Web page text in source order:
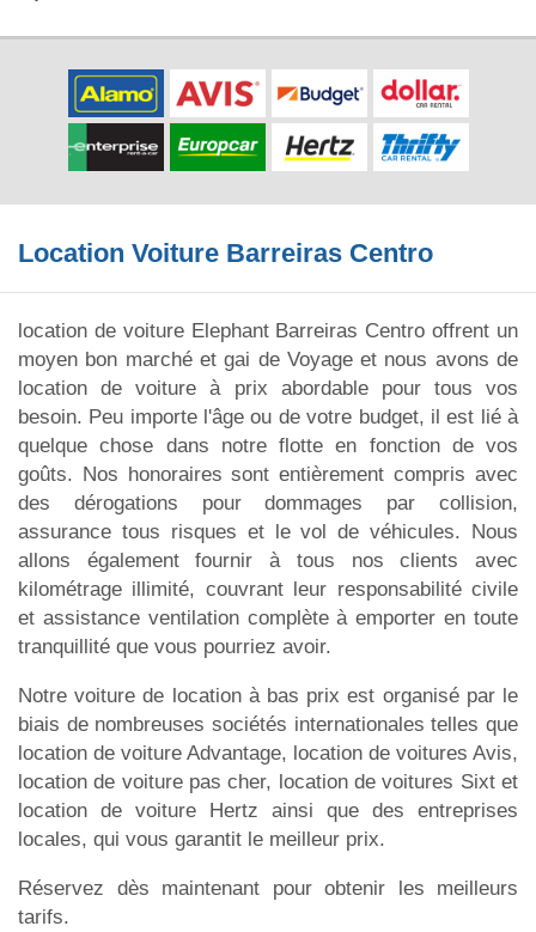
Location Voiture Barreiras Centro
location de voiture Elephant Barreiras Centro offrent un
moyen bon marché et gai de Voyage et nous avons de
location de voiture à prix abordable pour tous vos
besoin. Peu importe l'âge ou de votre budget, il est lié à
quelque chose dans notre flotte en fonction de vos
goûts. Nos honoraires sont entièrement compris avec
des dérogations pour dommages par collision,
assurance tous risques et le vol de véhicules. Nous
allons également fournir à tous nos clients avec
kilométrage illimité, couvrant leur responsabilité civile
et assistance ventilation complète à emporter en toute
tranquillité que vous pourriez avoir.
Notre voiture de location à bas prix est organisé par le
biais de nombreuses sociétés internationales telles que
location de voiture Advantage, location de voitures Avis,
location de voiture pas cher, location de voitures Sixt et
location de voiture Hertz ainsi que des entreprises
locales, qui vous garantit le meilleur prix.
Réservez dès maintenant pour obtenir les meilleurs
tarifs.